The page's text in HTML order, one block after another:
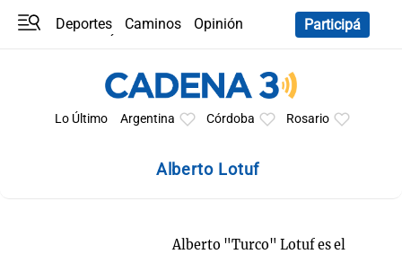
Deportes Caminos
Opinión
Participá
Lo Último Argentina Córdoba Rosario
Alberto Lotuf
Alberto "Turco" Lotuf es el